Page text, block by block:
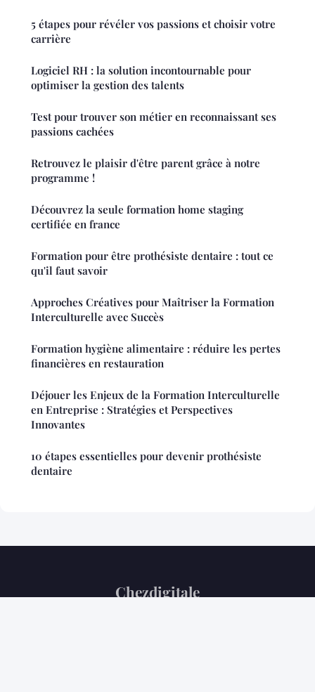
5 étapes pour révéler vos passions et choisir votre
carrière
Logiciel RH : la solution incontournable pour
optimiser la gestion des talents
Test pour trouver son métier en reconnaissant ses
passions cachées
Retrouvez le plaisir d'être parent grâce à notre
programme !
Découvrez la seule formation home staging
certifiée en france
Formation pour être prothésiste dentaire : tout ce
qu'il faut savoir
Approches Créatives pour Maîtriser la Formation
Interculturelle avec Succès
Formation hygiène alimentaire : réduire les pertes
financières en restauration
Déjouer les Enjeux de la Formation Interculturelle
en Entreprise : Stratégies et Perspectives
Innovantes
10 étapes essentielles pour devenir prothésiste
dentaire
Chezdigitale